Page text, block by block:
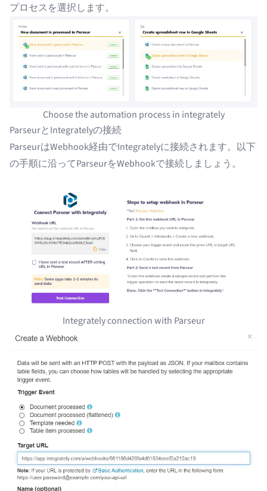
プロセスを選択します。
Choose the automation process in integrately
ParseurとIntegratelyの接続
ParseurはWebhook経由でIntegratelyに接続されます。以下
の手順に沿ってParseurをWebhookで接続しましょう。
Integrately connection with Parseur